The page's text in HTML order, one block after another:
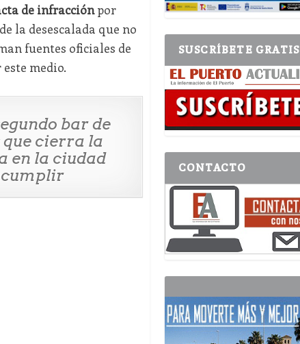
de infracciónpor
la desescalada que no
fuentes oficiales de
medio.
bar de
que cierra la
en la ciudad
SUSCRÍBETE GRATIS
CONTACTO